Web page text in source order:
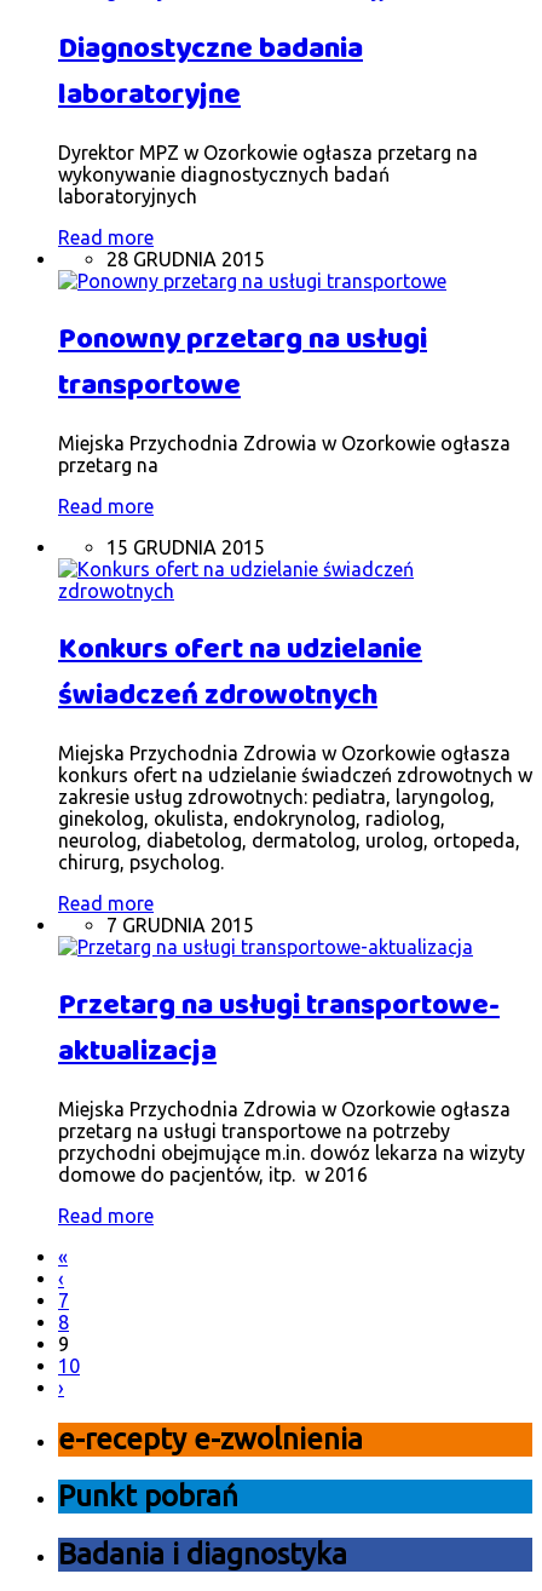
Diagnostyczne badania
laboratoryjne
Dyrektor MPZ w Ozorkowie ogłasza przetarg na
wykonywanie diagnostycznych badań
laboratoryjnych
Read more
28 GRUDNIA 2015
Ponowny przetarg na usługi
transportowe
Miejska Przychodnia Zdrowia w Ozorkowie ogłasza
przetarg na
Read more
15 GRUDNIA 2015
Konkurs ofert na udzielanie
świadczeń zdrowotnych
Miejska Przychodnia Zdrowia w Ozorkowie ogłasza
konkurs ofert na udzielanie świadczeń zdrowotnych w
zakresie usług zdrowotnych: pediatra, laryngolog,
ginekolog, okulista, endokrynolog, radiolog,
neurolog, diabetolog, dermatolog, urolog, ortopeda,
chirurg, psycholog.
Read more
7 GRUDNIA 2015
Przetarg na usługi transportowe-
aktualizacja
Miejska Przychodnia Zdrowia w Ozorkowie ogłasza
przetarg na usługi transportowe na potrzeby
przychodni obejmujące m.in. dowóz lekarza na wizyty
domowe do pacjentów, itp. w 2016
Read more
«
‹
7
8
9
10
›
e-recepty e-zwolnienia
Punkt pobrań
Badania i diagnostyka